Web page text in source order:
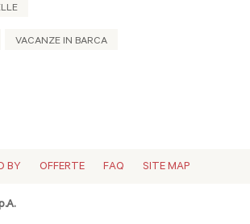
VACANZE IN BARCA
BY OFFERTE FAQ SITE MAP